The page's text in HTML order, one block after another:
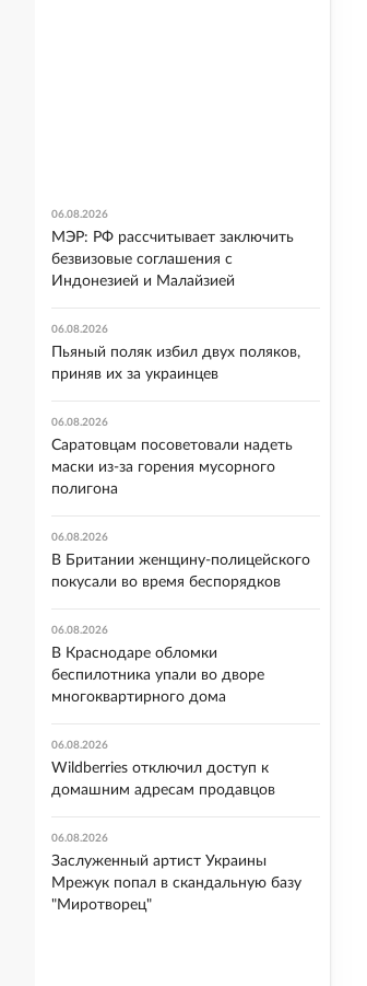
06.08.2026
МЭР: РФ рассчитывает заключить
безвизовые соглашения с
Индонезией и Малайзией
06.08.2026
Пьяный поляк избил двух поляков,
приняв их за украинцев
06.08.2026
Саратовцам посоветовали надеть
маски из-за горения мусорного
полигона
06.08.2026
В Британии женщину-полицейского
покусали во время беспорядков
06.08.2026
В Краснодаре обломки
беспилотника упали во дворе
многоквартирного дома
06.08.2026
Wildberries отключил доступ к
домашним адресам продавцов
06.08.2026
Заслуженный артист Украины
Мрежук попал в скандальную базу
"Миротворец"